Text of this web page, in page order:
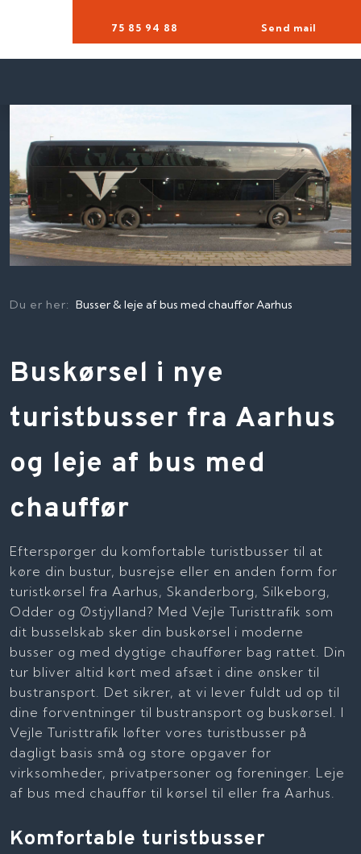
75 85 94 88​ Send mail
Du er her:Busser & leje af bus med chauffør Aarhus
Buskørsel i nye
turistbusser fra Aarhus
og leje af bus med
chauffør
Efterspørger du komfortable turistbusser til at
køre din bustur, busrejse eller en anden form for
turistkørsel fra Aarhus, Skanderborg, Silkeborg,
Odder og Østjylland? Med Vejle Turisttrafik som
dit busselskab sker din buskørsel i moderne
busser og med dygtige chauffører bag rattet. Din
tur bliver altid kørt med afsæt i dine ønsker til
bustransport. Det sikrer, at vi lever fuldt ud op til
dine forventninger til bustransport og buskørsel. I
Vejle Turisttrafik løfter vores turistbusser på
dagligt basis små og store opgaver for
virksomheder, privatpersoner og foreninger. Leje
af bus med chauffør til kørsel til eller fra Aarhus.
Komfortable turistbusser